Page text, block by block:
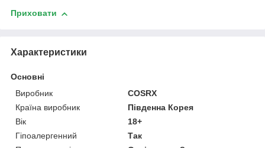
Приховати
Характеристики
Основні
Виробник
COSRX
Країна виробник
Південна Корея
Вік
18+
Гіпоалергенний
Так